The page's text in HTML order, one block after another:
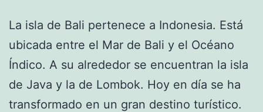
La isla de Bali pertenece a Indonesia. Está
ubicada entre el Mar de Bali y el Océano
Índico. A su alrededor se encuentran la isla
de Java y la de Lombok. Hoy en día se ha
transformado en un gran destino turístico.